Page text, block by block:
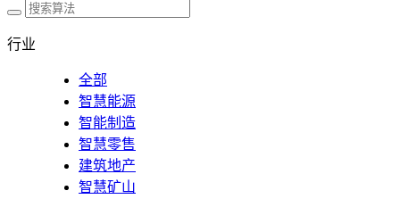
行业
全部
智慧能源
智能制造
智慧零售
建筑地产
智慧矿山